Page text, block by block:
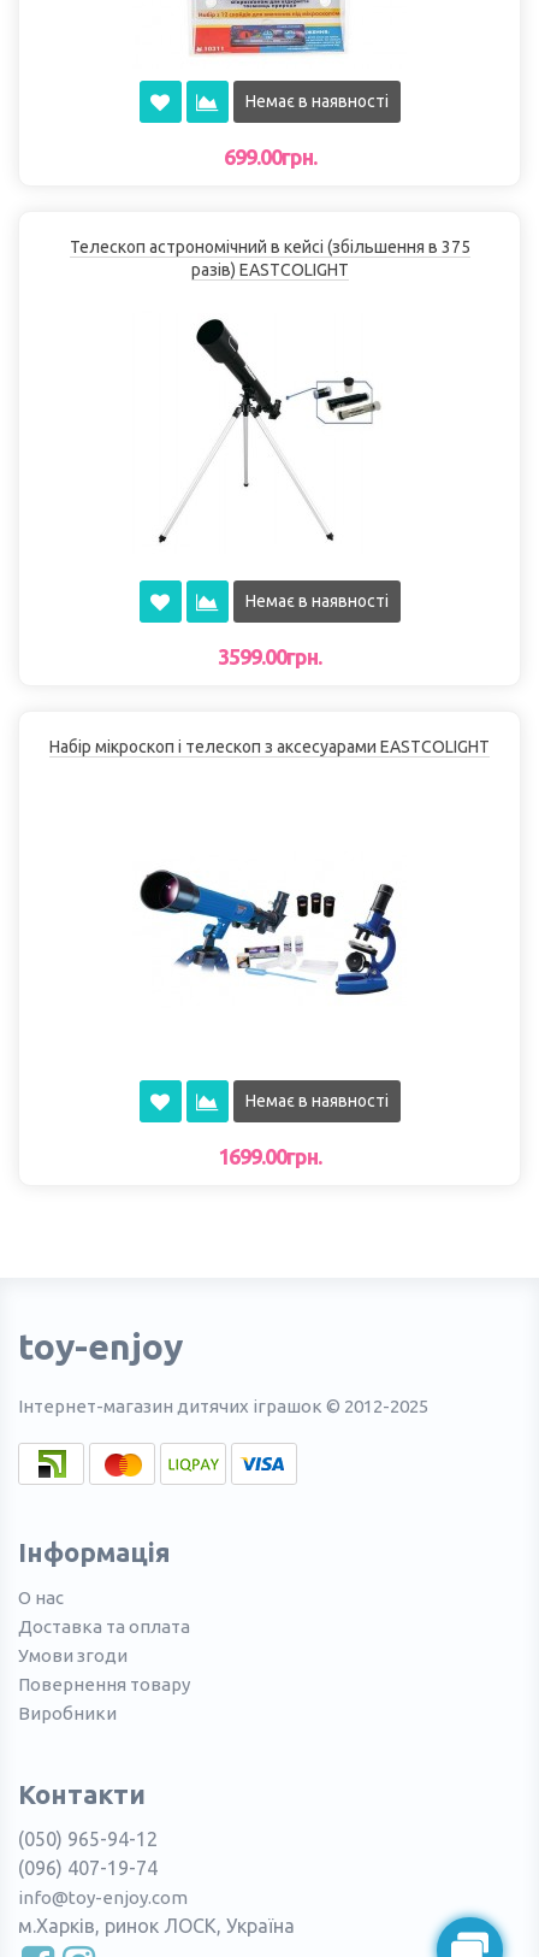
Немає в наявності
699.00грн.
Телескоп астрономічний в кейсі (збільшення в 375
разів) EASTCOLІGHT
Немає в наявності
3599.00грн.
Набір мікроскоп і телескоп з аксесуарами EASTCOLІGHT
Немає в наявності
1699.00грн.
toy-enjoy
Інтернет-магазин дитячих іграшок © 2012-2025
Інформація
О нас
Доставка та оплата
Умови згоди
Повернення товару
Виробники
Контакти
(050) 965-94-12
(096) 407-19-74
info@toy-enjoy.com
м.Харків, ринок ЛОСК, Україна